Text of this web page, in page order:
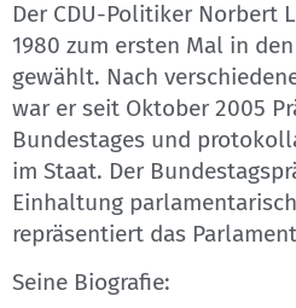
Der CDU-Politiker Norbert
1980 zum ersten Mal in
gewählt. Nach
war er seit Oktober 2005
Bundestages und
im Staat. Der
Einhaltung
repräsentiert das
Seine Biografie: